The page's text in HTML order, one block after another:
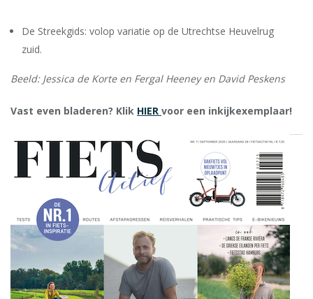
De Streekgids: volop variatie op de Utrechtse Heuvelrug
zuid.
Beeld: Jessica de Korte en Fergal Heeney en David Peskens
Vast even bladeren? Klik HIER voor een inkijkexemplaar!